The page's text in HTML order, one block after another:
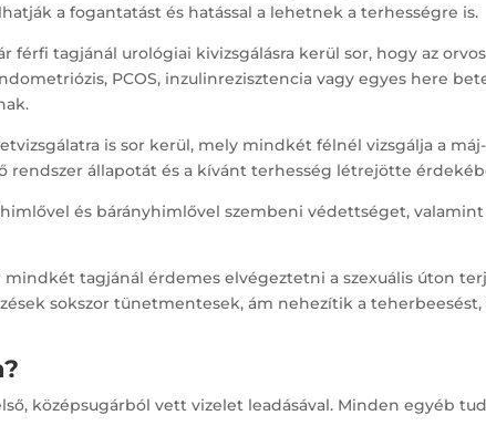
a fogantatást és hatással a lehetnek a terhességre is.
férfi tagjánál urológiai kivizsgálásra kerül sor, hogy az
PCOS, inzulinrezisztencia vagy egyes here
is sor kerül, mely mindkét félnél vizsgálja a
rendszer állapotát és a kívánt terhesség létrejötte
és bárányhimlővel szembeni védettséget,
tagjánál érdemes elvégeztetni a szexuális úton
sokszor tünetmentesek, ám nehezítik a
középsugárból vett vizelet leadásával. Minden egyéb